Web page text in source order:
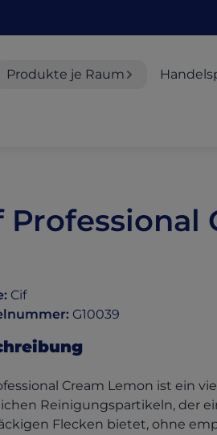
Produkte je Raum
Professional
: Cif
: G10039
Cream Lemon ist ein
Reinigungspartikeln, der
Flecken bietet, ohne